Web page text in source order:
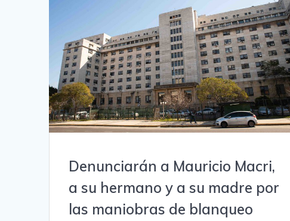
Denunciarán a Mauricio Macri,
a su hermano y a su madre por
las maniobras de blanqueo